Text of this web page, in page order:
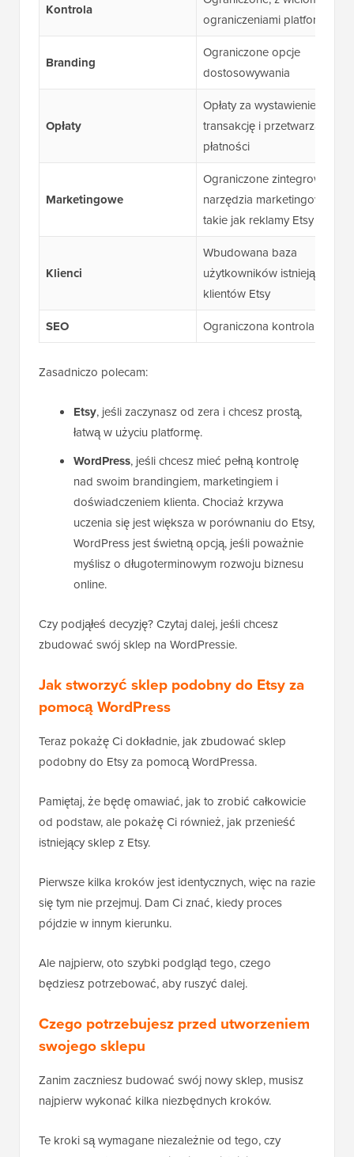
Kontrola
ograniczeniami platformy
Branding
Ograniczone opcje
dostosowywania
Opłaty
Opłaty za wystawienie,
transakcję i przetwarzanie
płatności
Marketingowe
Ograniczone zintegrowane
narzędzia marketingowe,
takie jak reklamy Etsy
Klienci
Wbudowana baza
użytkowników istniejących
klientów Etsy
SEO
Ograniczona kontrola SEO
Zasadniczo polecam:
Etsy, jeśli zaczynasz od zera i chcesz prostą,
łatwą w użyciu platformę.
WordPress, jeśli chcesz mieć pełną kontrolę
nad swoim brandingiem, marketingiem i
doświadczeniem klienta. Chociaż krzywa
uczenia się jest większa w porównaniu do Etsy,
WordPress jest świetną opcją, jeśli poważnie
myślisz o długoterminowym rozwoju biznesu
online.
Czy podjąłeś decyzję? Czytaj dalej, jeśli chcesz
zbudować swój sklep na WordPressie.
Jak stworzyć sklep podobny do Etsy za
pomocą WordPress
Teraz pokażę Ci dokładnie, jak zbudować sklep
podobny do Etsy za pomocą WordPressa.
Pamiętaj, że będę omawiać, jak to zrobić całkowicie
od podstaw, ale pokażę Ci również, jak przenieść
istniejący sklep z Etsy.
Pierwsze kilka kroków jest identycznych, więc na razie
się tym nie przejmuj. Dam Ci znać, kiedy proces
pójdzie w innym kierunku.
Ale najpierw, oto szybki podgląd tego, czego
będziesz potrzebować, aby ruszyć dalej.
Czego potrzebujesz przed utworzeniem
swojego sklepu
Zanim zaczniesz budować swój nowy sklep, musisz
najpierw wykonać kilka niezbędnych kroków.
Te kroki są wymagane niezależnie od tego, czy